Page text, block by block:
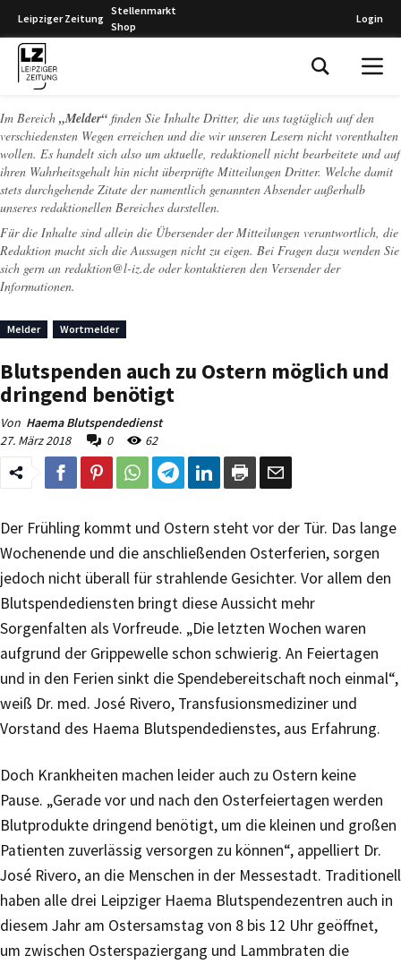
Leipziger Zeitung
Stellenmarkt
Shop
Login
Im Bereich „Melder“ finden Sie Inhalte Dritter, die uns tagtäglich auf den
verschiedensten Wegen erreichen und die wir unseren Lesern nicht vorenthalten
wollen. Es handelt sich also um aktuelle, redaktionell nicht bearbeitete und auf
ihren Wahrheitsgehalt hin nicht überprüfte Mitteilungen Dritter. Welche damit
stets durchgehende Zitate der namentlich genannten Absender außerhalb
unseres redaktionellen Bereiches darstellen.
Für die Inhalte sind allein die Übersender der Mitteilungen verantwortlich, die
Redaktion macht sich die Aussagen nicht zu eigen. Bei Fragen dazu wenden Sie
sich gern an redaktion@l-iz.de oder kontaktieren den Versender der
Informationen.
Melder Wortmelder
Blutspenden auch zu Ostern möglich und
dringend benötigt
Von Haema Blutspendedienst
27. März 2018
0 62
Der Frühling kommt und Ostern steht vor der Tür. Das lange
Wochenende und die anschließenden Osterferien, sorgen
jedoch nicht überall für strahlende Gesichter. Vor allem den
Blutspendediensten bringt diese Aussicht mehr
Sorgenfalten als Vorfreude. „Die letzten Wochen waren
aufgrund der Grippewelle schon schwierig. An Feiertagen
und in den Ferien sinkt die Spendebereitschaft noch einmal“,
weiß Dr. med. José Rivero, Transfusionsmediziner und
Vorstand des Haema Blutspendedienstes, aus Erfahrung.
Doch Krankheiten machen leider auch zu Ostern keine
Pause. „Gerade vor und nach den Osterfeiertagen werden
Blutprodukte dringend benötigt, um die kleinen und großen
Patienten zuverlässig versorgen zu können“, appelliert Dr.
José Rivero, an die Menschen in der Messestadt. Traditionell
haben alle drei Leipziger Haema Blutspendezentren auch in
diesem Jahr am Ostersamstag von 8 bis 12 Uhr geöffnet,
um zwischen Osterspaziergang und Lammbraten die